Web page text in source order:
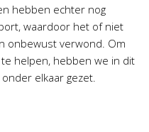
hebben echter nog
waardoor het of niet
onbewust verwond. Om
helpen, hebben we in dit
elkaar gezet.